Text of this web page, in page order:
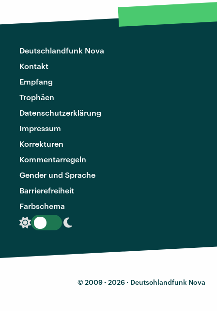
Deutschlandfunk Nova
Kontakt
Empfang
Trophäen
Datenschutzerklärung
Impressum
Korrekturen
Kommentarregeln
Gender und Sprache
Barrierefreiheit
Farbschema
© 2009 - 2026 · Deutschlandfunk Nova